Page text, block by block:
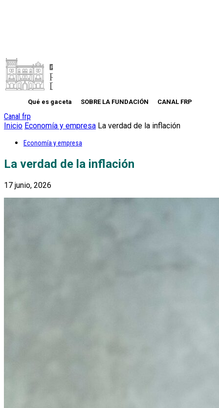
Qué es gaceta SOBRE LA FUNDACIÓN CANAL FRP
Canal frp
Inicio Economía y empresa La verdad de la inflación
Economía y empresa
La verdad de la inflación
17 junio, 2026